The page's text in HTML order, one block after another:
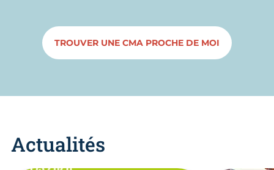
TROUVER UNE CMA PROCHE DE MOI
Actualités